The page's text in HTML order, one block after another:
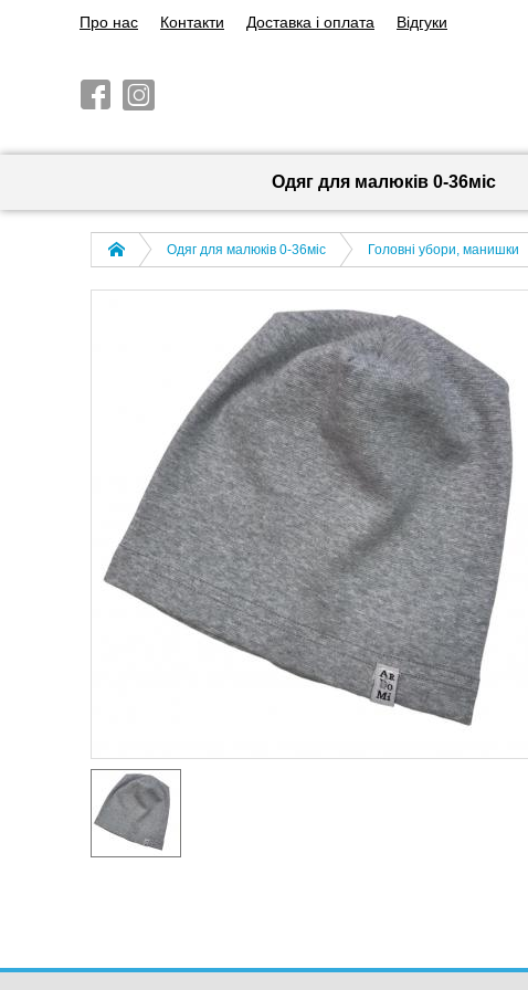
Про нас Контакти Доставка і оплата Відгуки
Одяг для малюків 0-36міс
Одяг для малюків 0-36міс Головні убори, манишки